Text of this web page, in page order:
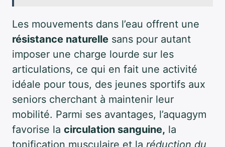
Les mouvements dans l’eau offrent une
résistance naturelle sans pour autant
imposer une charge lourde sur les
articulations, ce qui en fait une activité
idéale pour tous, des jeunes sportifs aux
seniors cherchant à maintenir leur
mobilité. Parmi ses avantages, l’aquagym
favorise la circulation sanguine, la
tonification musculaire et la réduction du